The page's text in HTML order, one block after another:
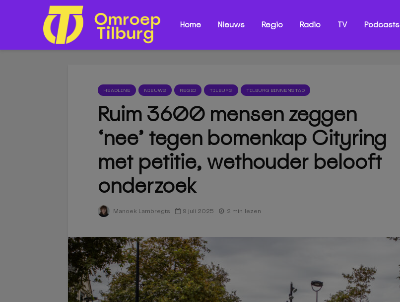
Home Nieuws Regio Radio TV Podcasts
HEADLINE NIEUWS REGIO TILBURG TILBURG BINNENSTAD
Ruim 3600 mensen zeggen
‘nee’ tegen bomenkap Cityring
met petitie, wethouder belooft
onderzoek
Manoek Lambregts 9 juli 2025 2 min. lezen